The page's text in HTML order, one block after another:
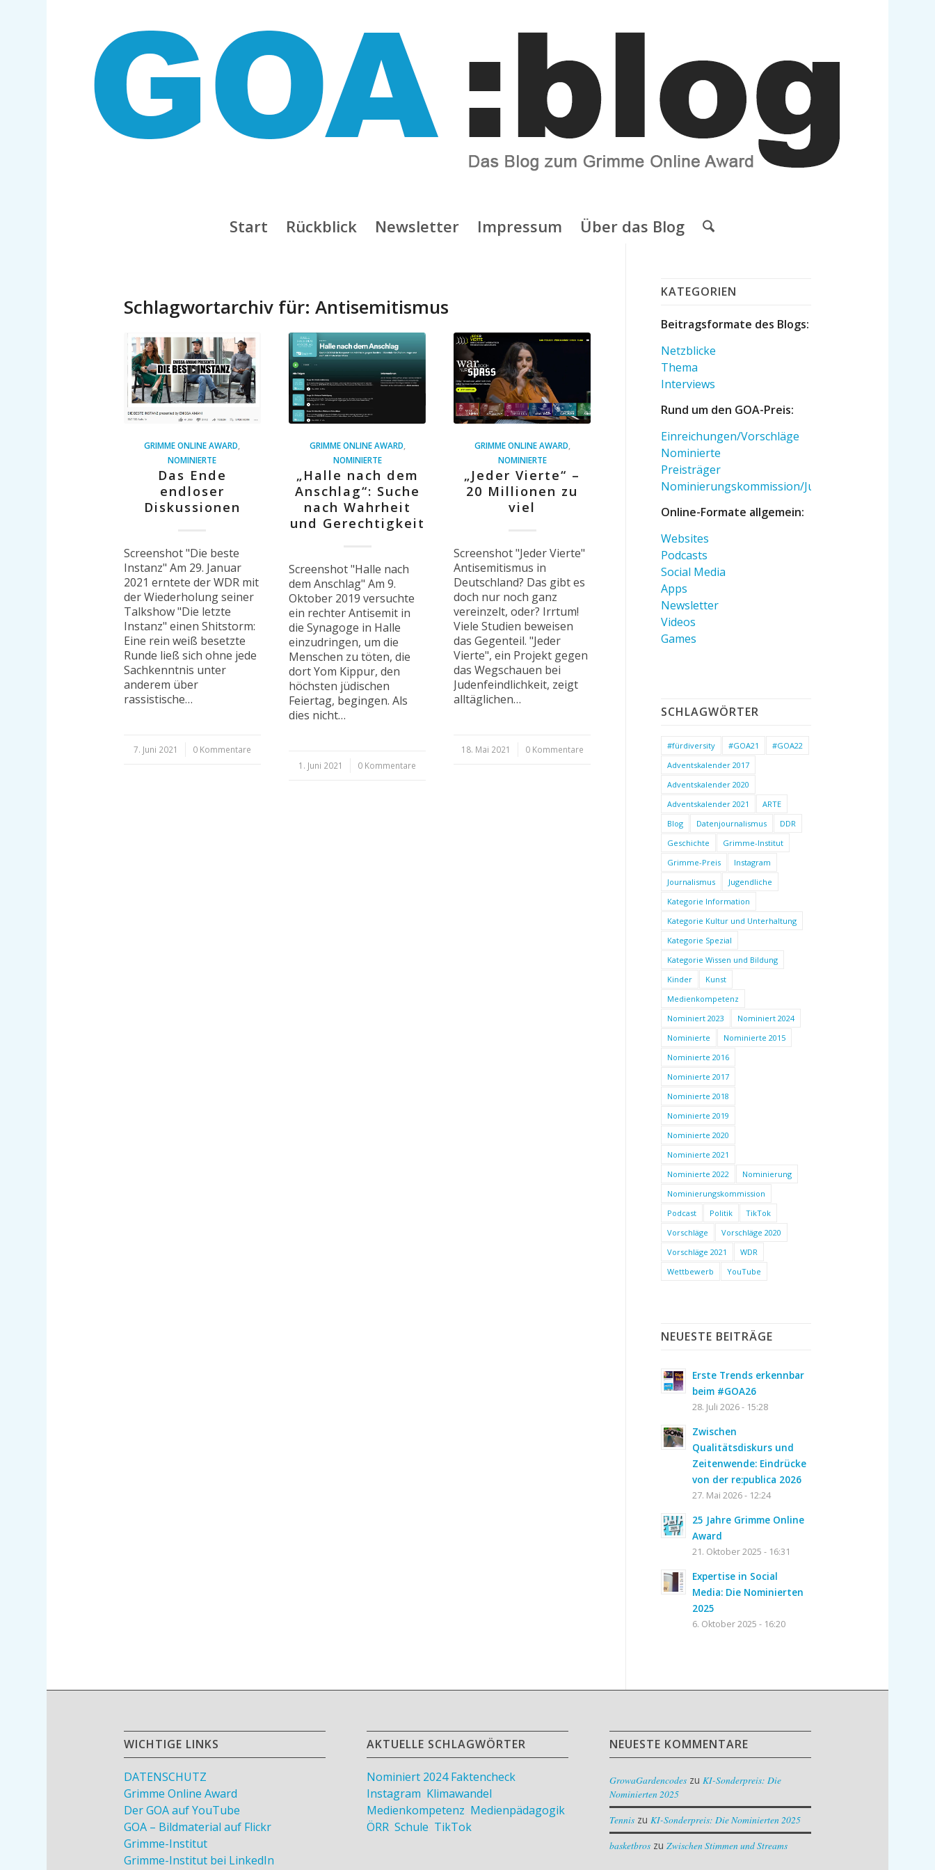
Start Rückblick Newsletter Impressum Über das Blog
Schlagwortarchiv für: Antisemitismus
GRIMME ONLINE AWARD,
NOMINIERTE
Das Ende
endloser
Diskussionen
Screenshot "Die beste
Instanz" Am 29. Januar
2021 erntete der WDR mit
der Wiederholung seiner
Talkshow "Die letzte
Instanz" einen Shitstorm:
Eine rein weiß besetzte
Runde ließ sich ohne jede
Sachkenntnis unter
anderem über
rassistische…
7. Juni 2021 0 Kommentare
GRIMME ONLINE AWARD,
NOMINIERTE
„Halle nach dem
Anschlag“: Suche
nach Wahrheit
und Gerechtigkeit
Screenshot "Halle nach
dem Anschlag" Am 9.
Oktober 2019 versuchte
ein rechter Antisemit in
die Synagoge in Halle
einzudringen, um die
Menschen zu töten, die
dort Yom Kippur, den
höchsten jüdischen
Feiertag, begingen. Als
dies nicht…
1. Juni 2021 0 Kommentare
GRIMME ONLINE AWARD,
NOMINIERTE
„Jeder Vierte“ –
20 Millionen zu
viel
Screenshot "Jeder Vierte"
Antisemitismus in
Deutschland? Das gibt es
doch nur noch ganz
vereinzelt, oder? Irrtum!
Viele Studien beweisen
das Gegenteil. "Jeder
Vierte", ein Projekt gegen
das Wegschauen bei
Judenfeindlichkeit, zeigt
alltäglichen…
18. Mai 2021 0 Kommentare
KATEGORIEN
Beitragsformate des Blogs:
Netzblicke
Thema
Interviews
Rund um den GOA-Preis:
Einreichungen/Vorschläge
Nominierte
Preisträger
Nominierungskommission/Jury
Online-Formate allgemein:
Websites
Podcasts
Social Media
Apps
Newsletter
Videos
Games
SCHLAGWÖRTER
#fürdiversity #GOA21
#GOA22
Adventskalender 2017
Adventskalender 2020
Adventskalender 2021
ARTE
Blog
Datenjournalismus
DDR
Geschichte
Grimme-Institut
Grimme-Preis
Instagram
Journalismus
Jugendliche
Kategorie Information
Kategorie Kultur und Unterhaltung
Kategorie Spezial
Kategorie Wissen und Bildung
Kinder
Kunst
Medienkompetenz
Nominiert 2023
Nominiert 2024
Nominierte
Nominierte 2015
Nominierte 2016
Nominierte 2017
Nominierte 2018
Nominierte 2019
Nominierte 2020
Nominierte 2021
Nominierte 2022
Nominierung
Nominierungskommission
Podcast
Politik
TikTok
Vorschläge
Vorschläge 2020
Vorschläge 2021
WDR
Wettbewerb
YouTube
NEUESTE BEITRÄGE
Erste Trends erkennbar
beim #GOA26
28. Juli 2026 - 15:28
Zwischen
Qualitätsdiskurs und
Zeitenwende: Eindrücke
von der re:publica 2026
27. Mai 2026 - 12:24
25 Jahre Grimme Online
Award
21. Oktober 2025 - 16:31
Expertise in Social
Media: Die Nominierten
2025
6. Oktober 2025 - 16:20
WICHTIGE LINKS
DATENSCHUTZ
Grimme Online Award
Der GOA auf YouTube
GOA – Bildmaterial auf Flickr
Grimme-Institut
Grimme-Institut bei LinkedIn
AKTUELLE SCHLAGWÖRTER
Nominiert 2024 Faktencheck,
Instagram Klimawandel
Medienkompetenz Medienpädagogik,
ÖRR, Schule TikTok
NEUESTE KOMMENTARE
GrowaGardencodes zuKI-Sonderpreis: Die
Nominierten 2025
Tennis zuKI-Sonderpreis: Die Nominierten 2025
basketbros zuZwischen Stimmen und Streams